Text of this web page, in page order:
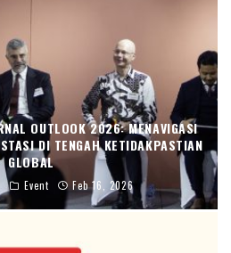
OUTLOOK 2026: MENAVIGASI
DI TENGAH KETIDAKPASTIAN
GLOBAL
Event Feb 16, 2026